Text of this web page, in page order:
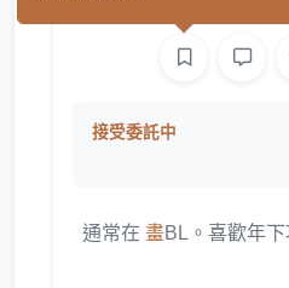
接受委託中
通常在 畫BL。喜歡年下